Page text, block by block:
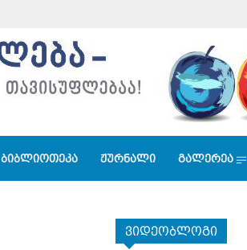
ბიბლიოთეკა ჟურნალი გალერეა
ვიდეობლოგი